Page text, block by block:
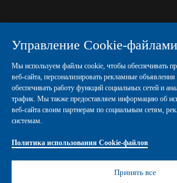
Управление Cookie-файлами
Мы используем файлы cookie, чтобы обеспечивать
веб-сайта, персонализировать рекламные
обеспечивать работу функций социальных сетей и
трафик. Мы также предоставляем информацию об
веб-сайта своим партнерам по социальным сетям,
системам.
Политика использования Cookie-файлов
Принять все
ПОРОШКОВЫЕ КРАСКИ
Политика
Правовые положения